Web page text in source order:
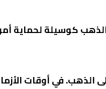
كوسيلة لحماية
الذهب. في أوقات